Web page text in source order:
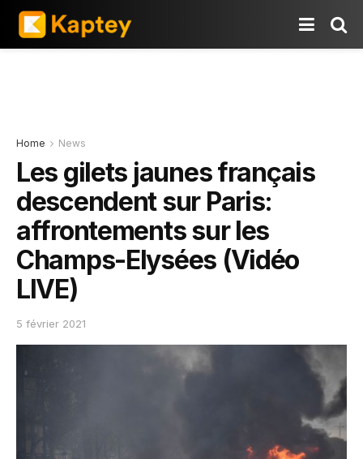
Home News
Les gilets jaunes français
descendent sur Paris:
affrontements sur les
Champs-Elysées (Vidéo
LIVE)
5 février 2021